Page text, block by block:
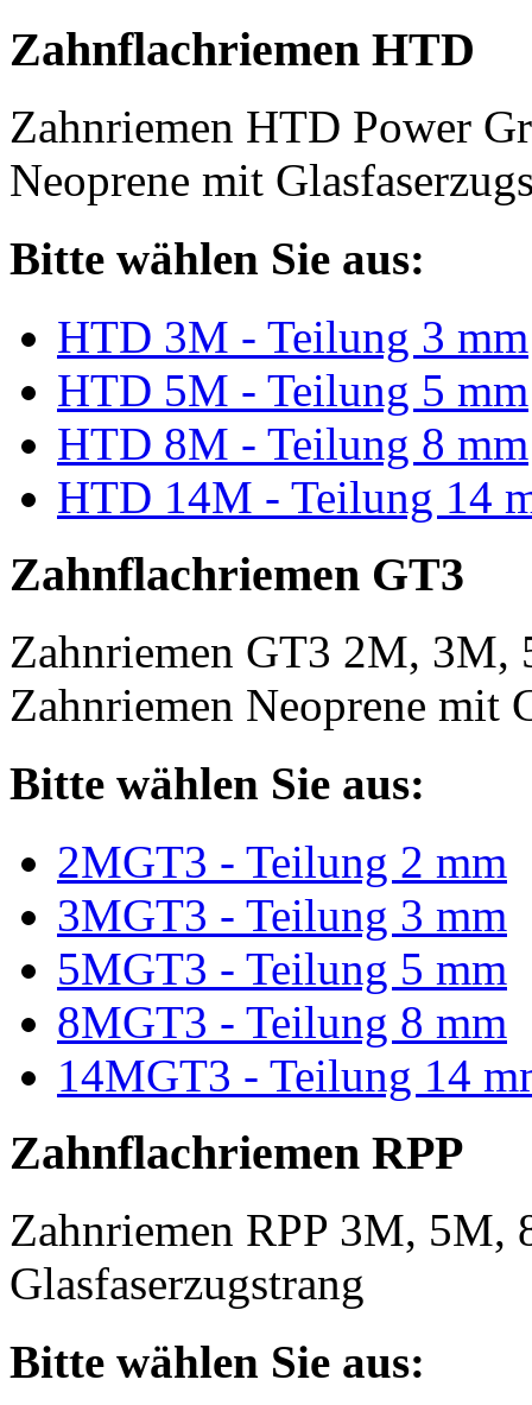
Zahnflachriemen HTD
Zahnriemen HTD Power
Neoprene mit
Bitte wählen Sie aus:
HTD 3M - Teilung 3 mm
HTD 5M - Teilung 5 mm
HTD 8M - Teilung 8 mm
HTD 14M - Teilung 14
Zahnflachriemen GT3
Zahnriemen GT3 2M, 3M,
Zahnriemen Neoprene mit
Bitte wählen Sie aus:
2MGT3 - Teilung 2 mm
3MGT3 - Teilung 3 mm
5MGT3 - Teilung 5 mm
8MGT3 - Teilung 8 mm
14MGT3 - Teilung 14
Zahnflachriemen RPP
Zahnriemen RPP 3M, 5M,
Glasfaserzugstrang
Bitte wählen Sie aus: